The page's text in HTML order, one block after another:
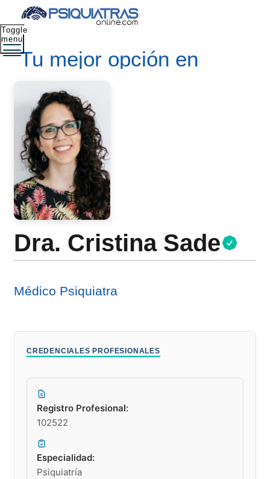
Tu mejor opción en
salud mental
Toggle
menu
Dra. Cristina Sade
Médico Psiquiatra
CREDENCIALES PROFESIONALES
Registro Profesional:
102522
Especialidad:
Psiquiatría